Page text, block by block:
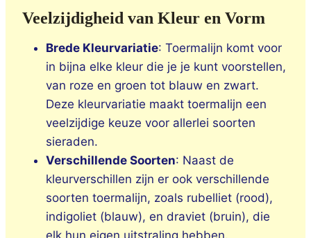
Veelzijdigheid van Kleur en Vorm
Brede Kleurvariatie: Toermalijn komt voor
in bijna elke kleur die je je kunt voorstellen,
van roze en groen tot blauw en zwart.
Deze kleurvariatie maakt toermalijn een
veelzijdige keuze voor allerlei soorten
sieraden.
Verschillende Soorten: Naast de
kleurverschillen zijn er ook verschillende
soorten toermalijn, zoals rubelliet (rood),
indigoliet (blauw), en draviet (bruin), die
elk hun eigen uitstraling hebben.